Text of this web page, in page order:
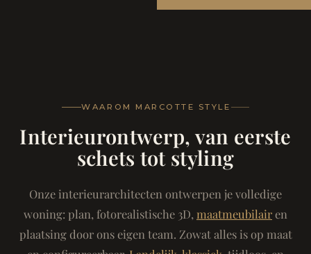
WAAROM MARCOTTE STYLE
Interieurontwerp, van eerste
schets tot styling
Onze interieurarchitecten ontwerpen je volledige
woning: plan, fotorealistische 3D, maatmeubilairen
plaatsing door ons eigen team. Zowat alles is op maat